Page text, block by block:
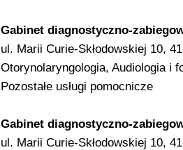
Gabinet diagnostyczno-
ul. Marii Curie-Skłodowskiej 10,
Otorynolaryngologia, Audiologia i
Pozostałe usługi pomocnicze
Gabinet diagnostyczno-
ul. Marii Curie-Skłodowskiej 10,